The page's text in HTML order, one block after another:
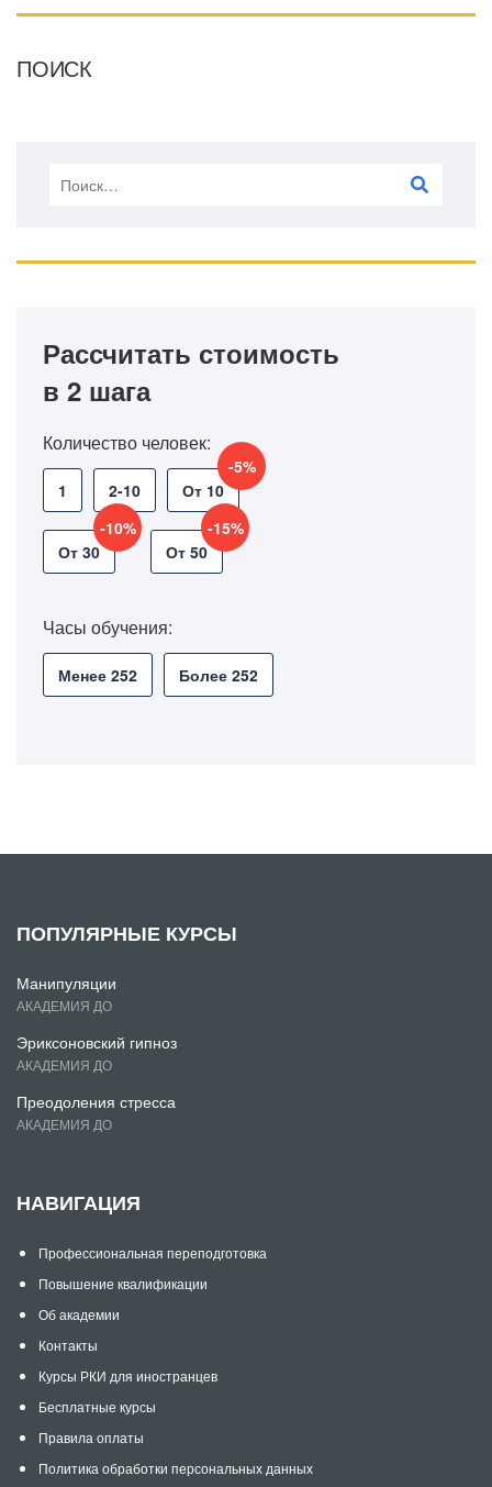
ПОИСК
Рассчитать стоимость
в 2 шага
Количество человек:
1 2-10 От 10
-5%
От 30
-10%
От 50
-15%
Часы обучения:
Менее 252 Более 252
ПОПУЛЯРНЫЕ КУРСЫ
Манипуляции
АКАДЕМИЯ ДО
Эриксоновский гипноз
АКАДЕМИЯ ДО
Преодоления стресса
АКАДЕМИЯ ДО
НАВИГАЦИЯ
Профессиональная переподготовка
Повышение квалификации
Об академии
Контакты
Курсы РКИ для иностранцев
Бесплатные курсы
Правила оплаты
Политика обработки персональных данных